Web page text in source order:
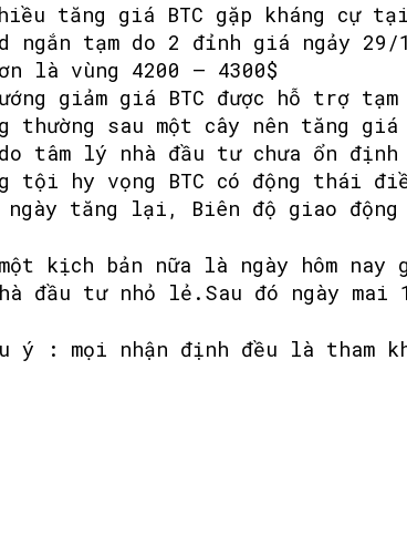
tăng giá BTC gặp kháng cự
ngắn tạm do 2 đỉnh giá ngảy
là vùng 4200 – 4300$
giảm giá BTC được hỗ trợ tạm
thường sau một cây nên tăng
tâm lý nhà đầu tư chưa ổn
tội hy vọng BTC có động thái
ngày tăng lại, Biên độ giao động
một kịch bản nữa là ngày hôm
đầu tư nhỏ lẻ.Sau đó ngày mai
ý : mọi nhận định đều là tham